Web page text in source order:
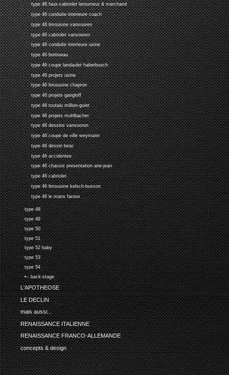
type 46 faux-cabriolet letourneur & marchand
type 46 conduite interieure coach
type 46 limousine vanvooren
type 46 cabriolet vanvooren
type 46 conduite interieure usine
type 46 bottineau
type 46 coupe landaulet haberbusch
type 46 projets usine
type 46 limousine chapron
type 46 projets gangloff
type 46 toutalu million-guiet
type 46 projets muhlbacher
type 46 dessins vanvooren
type 46 coupe de ville weymann
type 46 dessin beac
type 46 accidentee
type 46 chassis presentation arie-jean
type 46 cabriolet
type 46 limousine kelsch-busson
type 46 le mans faroux
type 48
type 49
type 50
type 51
type 52 baby
type 53
type 54
•-- back-stage
L'APOTHEOSE
LE DECLIN
mais aussi...
RENAISSANCE ITALIENNE
RENAISSANCE FRANCO-ALLEMANDE
concepts & design